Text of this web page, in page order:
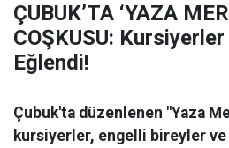
ÇUBUK’TA ‘YAZA
COŞKUSU:
Eğlendi!
Çubuk'ta düzenlenen "Yaza
kursiyerler, engelli bireyler